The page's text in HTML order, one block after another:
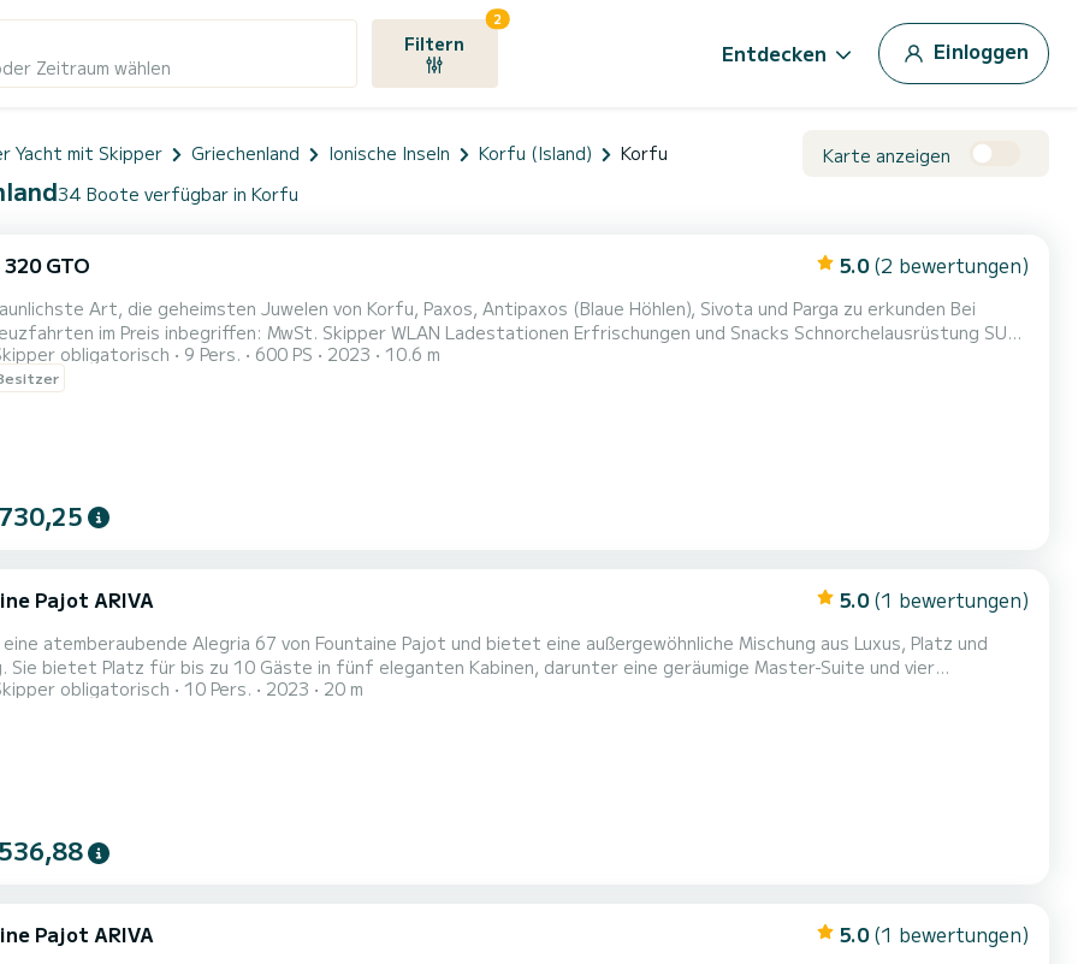
Zeitraum wählen
Filtern
2
Entdecken Einloggen
Yacht mit Skipper Griechenland Ionische Inseln Korfu (Island) Korfu Karte anzeigen
34 Boote verfügbar in Korfu
GTO 5.0 (2 bewertungen)
Art, die geheimsten Juwelen von Korfu, Paxos, Antipaxos (Blaue Höhlen), Sivota und Parga zu erkunden Bei
MwSt. Skipper WLAN Ladestationen Erfrischungen und Snacks Schnorchelausrüstung SUP
Snacks Getränke
obligatorisch 9 Pers. 600 PS 2023 10.6 m
Pajot ARIVA 5.0 (1 bewertungen)
atemberaubende Alegria 67 von Fountaine Pajot und bietet eine außergewöhnliche Mischung aus Luxus, Platz und
Sie bietet Platz für bis zu 10 Gäste in fünf eleganten Kabinen, darunter eine geräumige Master-Suite und vier
alle mit eigenen Badezimmern, um maximalen Komfort und Privatsphäre für alle an Bord zu gewährleisten. Basierend
obligatorisch 10 Pers. 2023 20 m
Pajot ARIVA 5.0 (1 bewertungen)